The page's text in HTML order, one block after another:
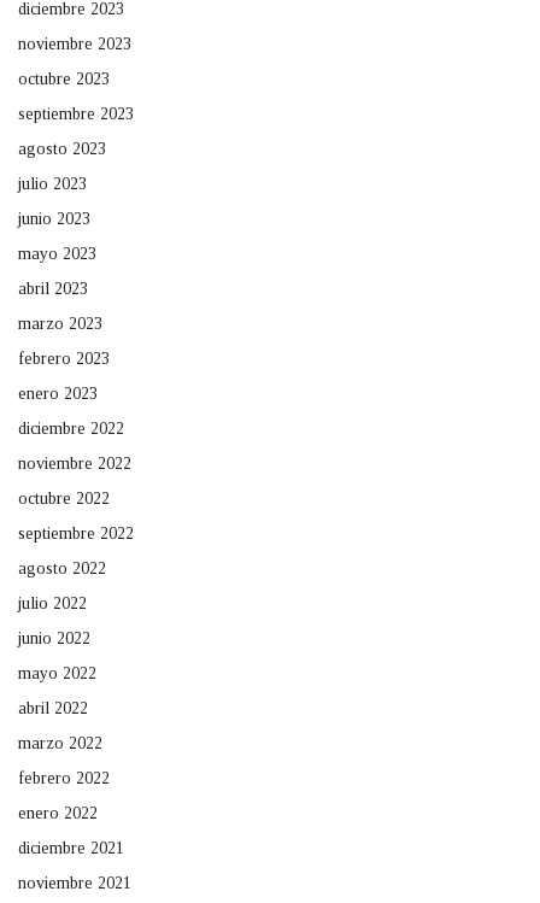
diciembre 2023
noviembre 2023
octubre 2023
septiembre 2023
agosto 2023
julio 2023
junio 2023
mayo 2023
abril 2023
marzo 2023
febrero 2023
enero 2023
diciembre 2022
noviembre 2022
octubre 2022
septiembre 2022
agosto 2022
julio 2022
junio 2022
mayo 2022
abril 2022
marzo 2022
febrero 2022
enero 2022
diciembre 2021
noviembre 2021